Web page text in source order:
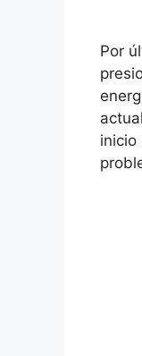
Por
inicio